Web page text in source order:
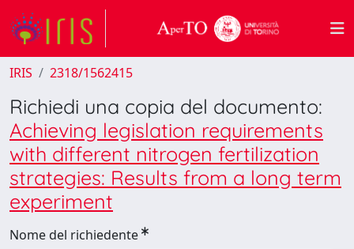
IRIS 2318/1562415
Richiedi una copia del documento:
Achieving legislation requirements
with different nitrogen fertilization
strategies: Results from a long term
experiment
Nome del richiedente